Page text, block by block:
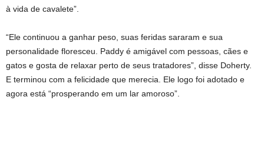
à vida de cavalete”.
“Ele continuou a ganhar peso, suas feridas sararam e sua
personalidade floresceu. Paddy é amigável com pessoas, cães e
gatos e gosta de relaxar perto de seus tratadores”, disse Doherty.
E terminou com a felicidade que merecia. Ele logo foi adotado e
agora está “prosperando em um lar amoroso”.